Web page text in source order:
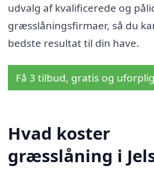
udvalg af kvalificerede og
græsslåningsfirmaer, så du
bedste resultat til din have.
Få 3 tilbud, gratis og
Hvad koster
græsslåning i